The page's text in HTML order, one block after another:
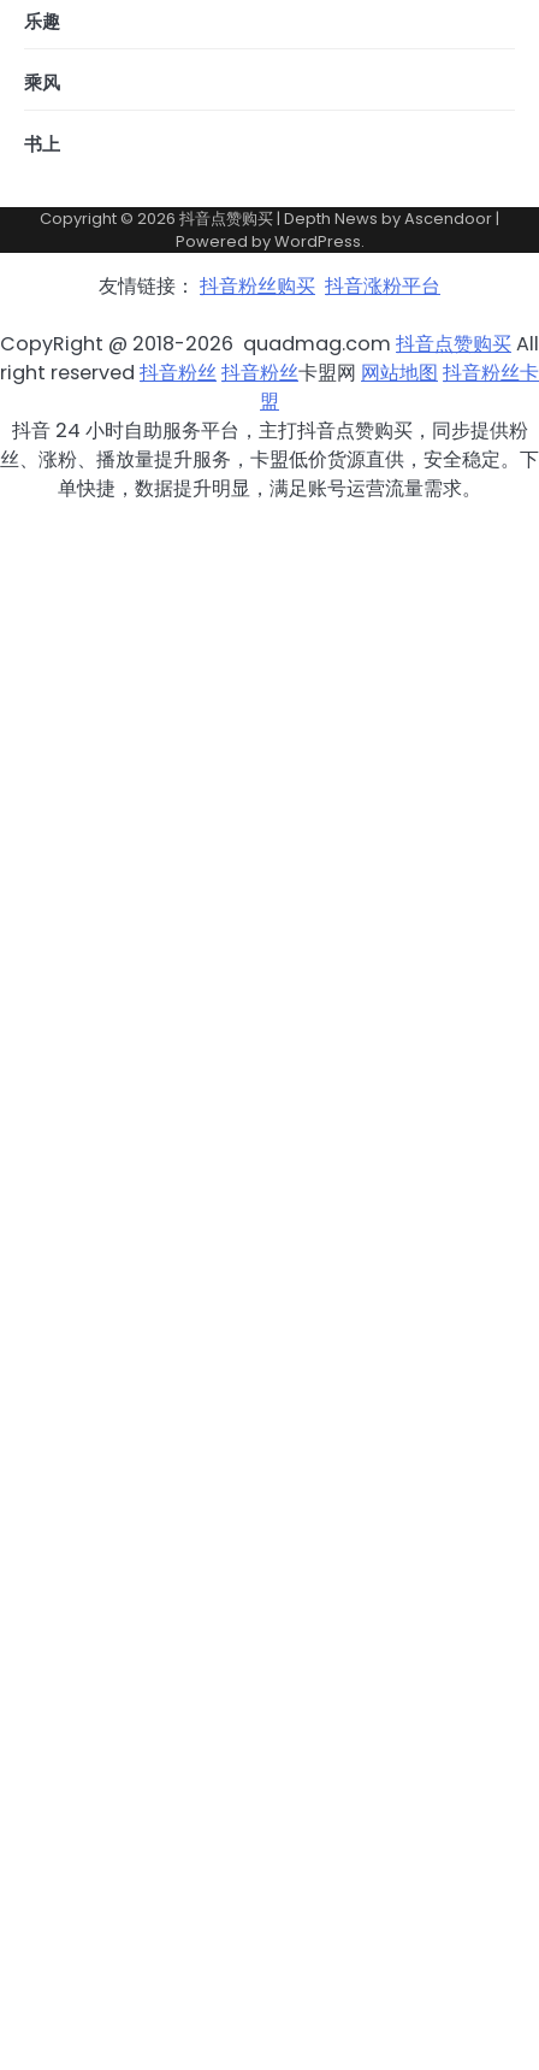
乐趣
乘风
书上
Copyright © 2026 抖音点赞购买| Depth News byAscendoor|
Powered byWordPress.
友情链接： 抖音粉丝购买 抖音涨粉平台
CopyRight @ 2018-2026 quadmag.com 抖音点赞购买All
right reserved 抖音粉丝抖音粉丝卡盟网 网站地图 抖音粉丝卡
盟
抖音 24 小时自助服务平台，主打抖音点赞购买，同步提供粉
丝、涨粉、播放量提升服务，卡盟低价货源直供，安全稳定。下
单快捷，数据提升明显，满足账号运营流量需求。